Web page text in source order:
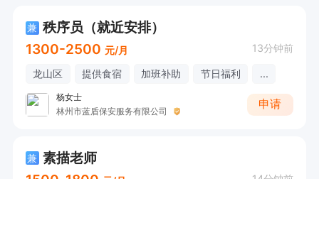
兼 秩序员（就近安排）
1300-2500 元/月 13分钟前
龙山区 提供食宿 加班补助 节日福利 ...
杨女士
林州市蓝盾保安服务有限公司
申请
兼 素描老师
1500-1800 元/月 14分钟前